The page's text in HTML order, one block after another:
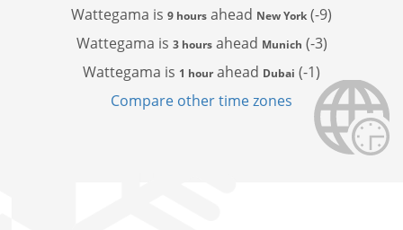
Wattegama is 9 hours ahead New York (-9)
Wattegama is 3 hoursahead Munich (-3)
Wattegama is 1 hourahead Dubai (-1)
Compare other time zones